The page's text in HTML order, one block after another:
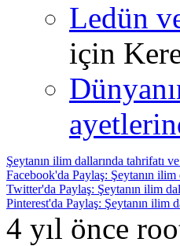
Ledün
için
Şeytanın ilim dallarında tahrifatı
Facebook'da Paylaş: Şeytanın
Twitter'da Paylaş: Şeytanın ilim
Pinterest'da Paylaş: Şeytanın ilim
4 yıl önce